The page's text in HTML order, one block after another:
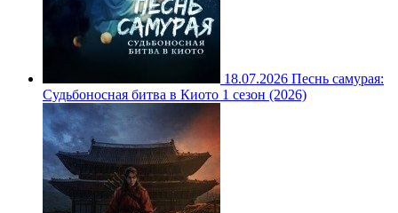
18.07.2026 Песнь самурая:
Судьбоносная битва в Киото 1 сезон (2026)